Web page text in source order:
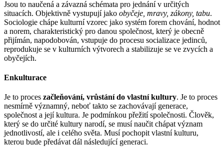
Jsou to naučená a závazná schémata pro jednání v určitých
situacích. Objektivně vystupují jako obyčeje, mravy, zákony, tabu.
Sociologie chápe kulturní vzorec jako systém forem chování, hodnot
a norem, charakteristický pro danou společnost, který je obecně
přijímán, napodobován, vstupuje do procesu socializace jedinců,
reprodukuje se v kulturních výtvorech a stabilizuje se ve zvycích a
obyčejích.
Enkulturace
Je to proces začleňování, vrůstání do vlastní kultury. Je to proces
nesmírně významný, neboť takto se zachovávají generace,
společnost a její kultura. Je podmínkou přežití společnosti. Člověk,
který se do určité kultury narodí, se musí naučit chápat význam
jednotlivostí, ale i celého světa. Musí pochopit vlastní kulturu,
kterou bude předávat dál následující generaci.